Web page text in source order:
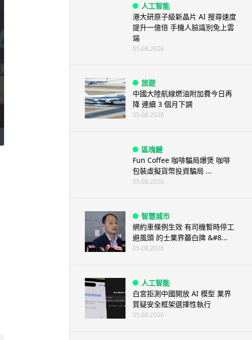
人工智能
港大研原子級新晶片 AI 搜尋速度
提升一億倍 手機人臉識別免上雲
端
05.08.2026
旅遊
中國大陸航線燃油附加費今日再
降 連續 3 個月下調
05.08.2026
區塊鏈
Fun Coffee 咖啡騙局爆煲 咖啡
包裝虛擬貨幣投資騙局 ...
05.08.2026
智慧城市
網約車條例生效 有司機暫時停工
避風頭 的士業界籲白牌 &#8...
05.08.2026
人工智能
白宮拒測中國開放 AI 模型 業界
質疑安全框架選擇性執行
05.08.2026